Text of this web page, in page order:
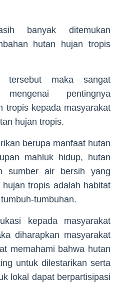
banyak ditemukan
hutan hujan tropis
tersebut maka sangat
pentingnya
tropis kepada masyarakat
hujan tropis.
berupa manfaat hutan
mahluk hidup, hutan
sumber air bersih yang
tropis adalah habitat
tumbuhan.
kepada masyarakat
diharapkan masyarakat
memahami bahwa hutan
untuk dilestarikan serta
lokal dapat berpartisipasi